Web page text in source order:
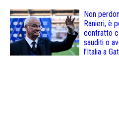
Non
Ranieri, è
contratto
sauditi o
l’Italia a